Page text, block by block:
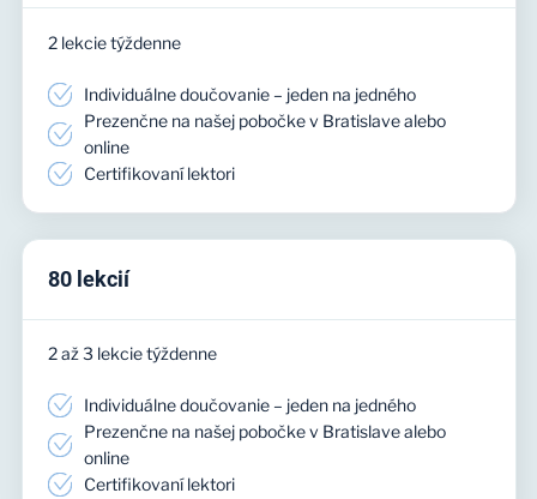
2 lekcie týždenne
Individuálne doučovanie – jeden na jedného
Prezenčne na našej pobočke v Bratislave alebo
online
Certifikovaní lektori
80 lekcií
2 až 3 lekcie týždenne
Individuálne doučovanie – jeden na jedného
Prezenčne na našej pobočke v Bratislave alebo
online
Certifikovaní lektori